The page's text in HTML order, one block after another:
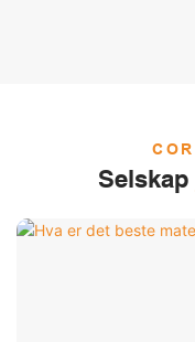
Løse
Selskap